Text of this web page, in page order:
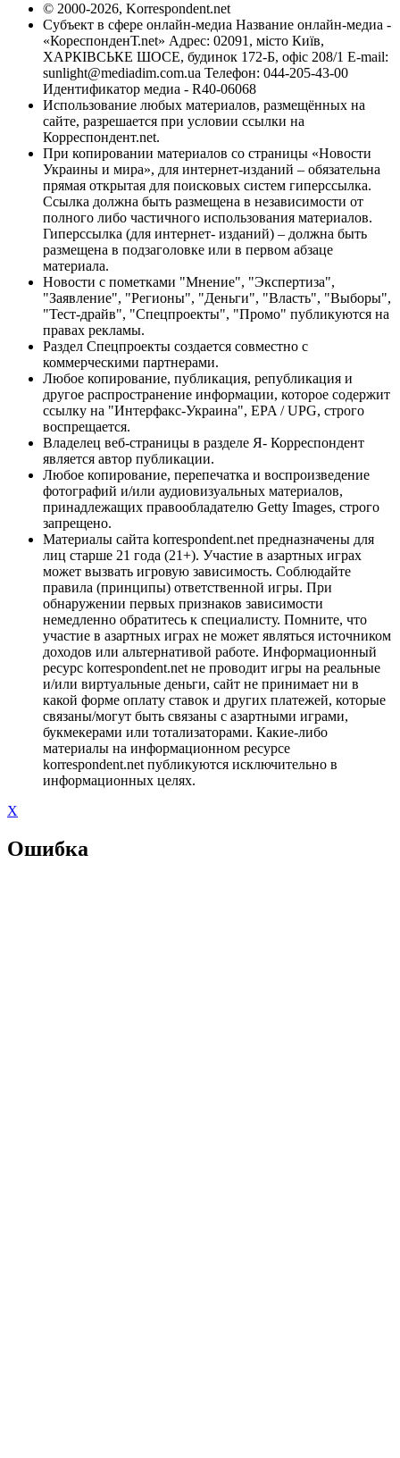
© 2000-2026, Korrespondent.net
Субъект в сфере онлайн-медиа Название онлайн-медиа -
«КореспонденТ.net» Адрес: 02091, місто Київ,
ХАРКІВСЬКЕ ШОСЕ, будинок 172-Б, офіс 208/1 E-mail:
sunlight@mediadim.com.ua Телефон: 044-205-43-00
Идентификатор медиа - R40-06068
Использование любых материалов, размещённых на
сайте, разрешается при условии ссылки на
Корреспондент.net.
При копировании материалов со страницы «Новости
Украины и мира», для интернет-изданий – обязательна
прямая открытая для поисковых систем гиперссылка.
Ссылка должна быть размещена в независимости от
полного либо частичного использования материалов.
Гиперссылка (для интернет- изданий) – должна быть
размещена в подзаголовке или в первом абзаце
материала.
Новости с пометками "Мнение", "Экспертиза",
"Заявление", "Регионы", "Деньги", "Власть", "Выборы",
"Тест-драйв", "Спецпроекты", "Промо" публикуются на
правах рекламы.
Раздел Спецпроекты создается совместно с
коммерческими партнерами.
Любое копирование, публикация, републикация и
другое распространение информации, которое содержит
ссылку на "Интерфакс-Украина", EPA / UPG, строго
воспрещается.
Владелец веб-страницы в разделе Я- Корреспондент
является автор публикации.
Любое копирование, перепечатка и воспроизведение
фотографий и/или аудиовизуальных материалов,
принадлежащих правообладателю Getty Images, строго
запрещено.
Материалы сайта korrespondent.net предназначены для
лиц старше 21 года (21+). Участие в азартных играх
может вызвать игровую зависимость. Соблюдайте
правила (принципы) ответственной игры. При
обнаружении первых признаков зависимости
немедленно обратитесь к специалисту. Помните, что
участие в азартных играх не может являться источником
доходов или альтернативой работе. Информационный
ресурс korrespondent.net не проводит игры на реальные
и/или виртуальные деньги, сайт не принимает ни в
какой форме оплату ставок и других платежей, которые
связаны/могут быть связаны с азартными играми,
букмекерами или тотализаторами. Какие-либо
материалы на информационном ресурсе
korrespondent.net публикуются исключительно в
информационных целях.
X
Ошибка